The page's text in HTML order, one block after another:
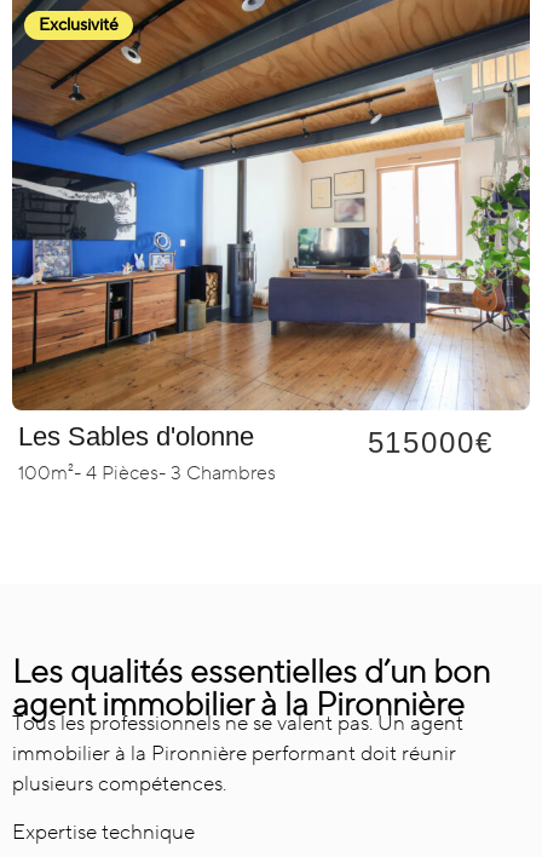
Les Sables d'olonne 515000€
100m²- 4 Pièces- 3 Chambres
Exclusivité
Les qualités essentielles d’un bon
agent immobilier à la Pironnière
Tous les professionnels ne se valent pas. Un agent
immobilier à la Pironnière performant doit réunir
plusieurs compétences.
Expertise technique